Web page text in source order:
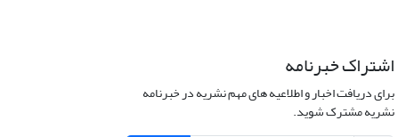
اشتراک خبرنامه
برای دریافت اخبار و اطلاعیه های مهم نشریه در خبرنامه
نشریه مشترک شوید.